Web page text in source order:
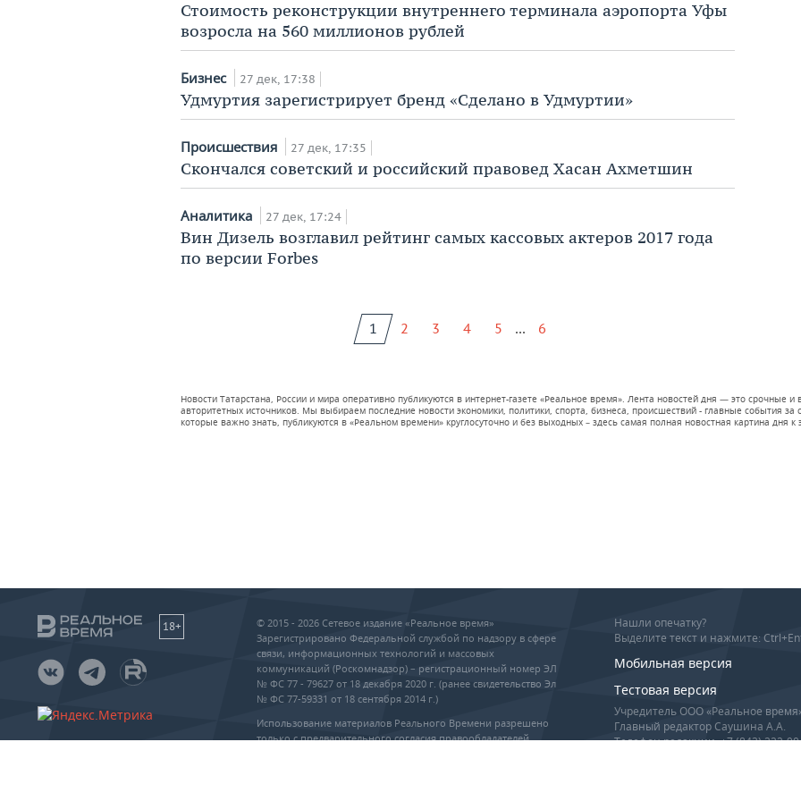
Стоимость реконструкции внутреннего терминала аэропорта Уфы
возросла на 560 миллионов рублей
Бизнес 27 дек, 17:38
Удмуртия зарегистрирует бренд «Сделано в Удмуртии»
Происшествия 27 дек, 17:35
Скончался советский и российский правовед Хасан Ахметшин
Аналитика 27 дек, 17:24
Вин Дизель возглавил рейтинг самых кассовых актеров 2017 года
по версии Forbes
1 2 3 4 5 ... 6
Новости Татарстана, России и мира оперативно публикуются в интернет-газете «Реальное время». Лента новостей дня — это
авторитетных источников. Мы выбираем последние новости экономики, политики, спорта, бизнеса, происшествий - главные события за
которые важно знать, публикуются в «Реальном времени» круглосуточно и без выходных – здесь самая полная новостная картина дня к
18+
© 2015 - 2026 Сетевое издание «Реальное время»
Зарегистрировано Федеральной службой по надзору в сфере
связи, информационных технологий и массовых
коммуникаций (Роскомнадзор) – регистрационный номер ЭЛ
№ ФС 77 - 79627 от 18 декабря 2020 г. (ранее свидетельство Эл
№ ФС 77-59331 от 18 сентября 2014 г.)
Использование материалов Реального Времени разрешено
только с предварительного согласия правообладателей,
Нашли опечатку?
Выделите текст и нажмите:
Мобильная версия
Тестовая версия
Учредитель ООО «Реальное
Главный редактор Саушина А.А.
Телефон редакции: +7 (843) 222-